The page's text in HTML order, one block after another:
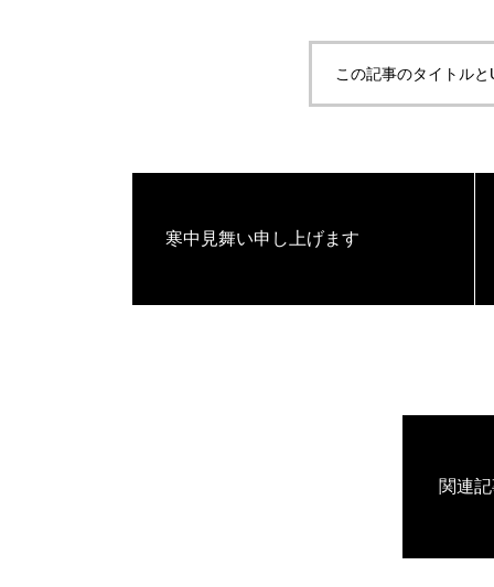
この記事のタイトル
寒中見舞い申し上げます
関連